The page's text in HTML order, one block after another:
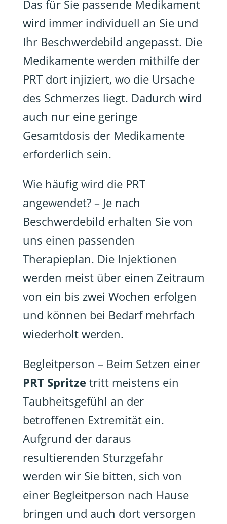
Das für Sie passende Medikament
wird immer individuell an Sie und
Ihr Beschwerdebild angepasst. Die
Medikamente werden mithilfe der
PRT dort injiziert, wo die Ursache
des Schmerzes liegt. Dadurch wird
auch nur eine geringe
Gesamtdosis der Medikamente
erforderlich sein.
Wie häufig wird die PRT
angewendet? – Je nach
Beschwerdebild erhalten Sie von
uns einen passenden
Therapieplan. Die Injektionen
werden meist über einen Zeitraum
von ein bis zwei Wochen erfolgen
und können bei Bedarf mehrfach
wiederholt werden.
Begleitperson – Beim Setzen einer
PRT Spritze tritt meistens ein
Taubheitsgefühl an der
betroffenen Extremität ein.
Aufgrund der daraus
resultierenden Sturzgefahr
werden wir Sie bitten, sich von
einer Begleitperson nach Hause
bringen und auch dort versorgen